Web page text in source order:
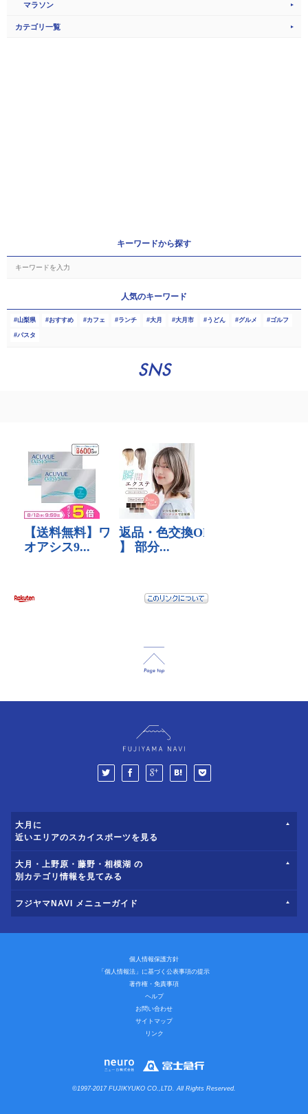
マラソン
カテゴリ一覧
キーワードから探す
人気のキーワード
山梨県 おすすめ カフェ ランチ 大月 大月市 うどん グルメ ゴルフ
パスタ
SNS
大月に
近いエリアのスカイスポーツを見る
大月・上野原・藤野・相模湖 の
別カテゴリ情報を見てみる
フジヤマNAVI メニューガイド
個人情報保護方針
「個人情報法」に基づく公表事項の提示
著作権・免責事項
ヘルプ
お問い合わせ
サイトマップ
リンク
©1997-2017 FUJIKYUKO CO.,LTD. All Rights Reserved.